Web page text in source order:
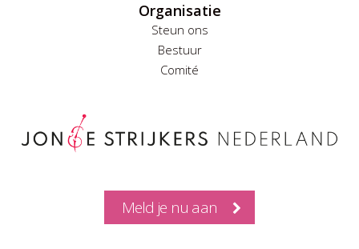
Organisatie
Steun ons
Bestuur
Comité
Meld je nu aan